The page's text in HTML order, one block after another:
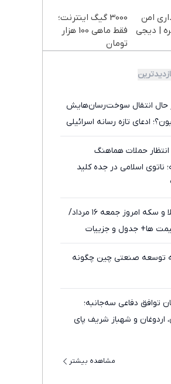
امن
| دیجی
3000 گیگ اینترنت؛
فقط ماهی 100 هزار
تومان
حال انتقال سوخت‌رسان‌هایش
ادعای تازه رسانه اسرائیلی
حملات هماهنگ
ناتوی اسلامی در جده کلید
قیمت طلا و سکه امروز جمعه ۱۶ مرداد/
ها+ جدول و جزییات
توسعه صنعتی چین چگونه
توافق دفاعی سه‌جانبه؛
اردوغان و شهباز شریف پای
مشاهده بیشتر